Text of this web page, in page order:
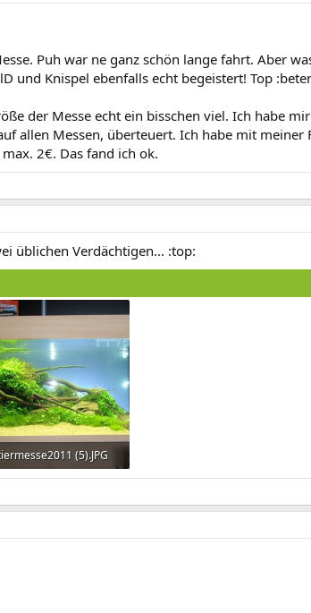
Puh war ne ganz schön lange fahrt. Aber
und Knispel ebenfalls echt begeistert! Top
der Messe echt ein bisschen viel. Ich habe
allen Messen, überteuert. Ich habe mit
2€. Das fand ich ok.
üblichen Verdächtigen... :top:
(5).JPG
· Aufrufe: 1.760